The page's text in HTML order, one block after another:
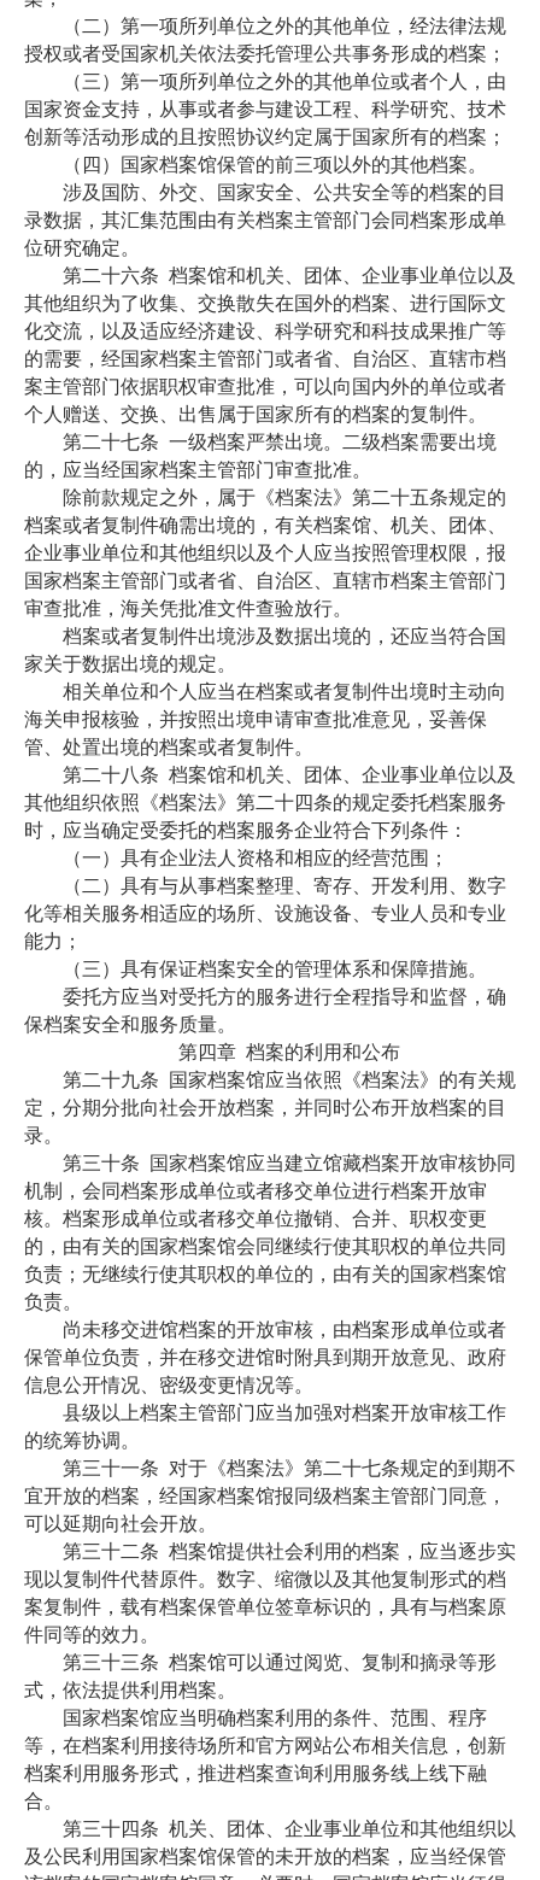
（二）第一项所列单位之外的其他单位，经法律法规
授权或者受国家机关依法委托管理公共事务形成的档案；
（三）第一项所列单位之外的其他单位或者个人，由
国家资金支持，从事或者参与建设工程、科学研究、技术
创新等活动形成的且按照协议约定属于国家所有的档案；
（四）国家档案馆保管的前三项以外的其他档案。
涉及国防、外交、国家安全、公共安全等的档案的目
录数据，其汇集范围由有关档案主管部门会同档案形成单
位研究确定。
第二十六条 档案馆和机关、团体、企业事业单位以及
其他组织为了收集、交换散失在国外的档案、进行国际文
化交流，以及适应经济建设、科学研究和科技成果推广等
的需要，经国家档案主管部门或者省、自治区、直辖市档
案主管部门依据职权审查批准，可以向国内外的单位或者
个人赠送、交换、出售属于国家所有的档案的复制件。
第二十七条 一级档案严禁出境。二级档案需要出境
的，应当经国家档案主管部门审查批准。
除前款规定之外，属于《档案法》第二十五条规定的
档案或者复制件确需出境的，有关档案馆、机关、团体、
企业事业单位和其他组织以及个人应当按照管理权限，报
国家档案主管部门或者省、自治区、直辖市档案主管部门
审查批准，海关凭批准文件查验放行。
档案或者复制件出境涉及数据出境的，还应当符合国
家关于数据出境的规定。
相关单位和个人应当在档案或者复制件出境时主动向
海关申报核验，并按照出境申请审查批准意见，妥善保
管、处置出境的档案或者复制件。
第二十八条 档案馆和机关、团体、企业事业单位以及
其他组织依照《档案法》第二十四条的规定委托档案服务
时，应当确定受委托的档案服务企业符合下列条件：
（一）具有企业法人资格和相应的经营范围；
（二）具有与从事档案整理、寄存、开发利用、数字
化等相关服务相适应的场所、设施设备、专业人员和专业
能力；
（三）具有保证档案安全的管理体系和保障措施。
委托方应当对受托方的服务进行全程指导和监督，确
保档案安全和服务质量。
第四章 档案的利用和公布
第二十九条
国家档案馆应当依照《档案法》的有关规
定，分期分批向社会开放档案，并同时公布开放档案的目
录。
第三十条
国家档案馆应当建立馆藏档案开放审核协同
机制，会同档案形成单位或者移交单位进行档案开放审
核。档案形成单位或者移交单位撤销、合并、职权变更
的，由有关的国家档案馆会同继续行使其职权的单位共同
负责；无继续行使其职权的单位的，由有关的国家档案馆
负责。
尚未移交进馆档案的开放审核，由档案形成单位或者
保管单位负责，并在移交进馆时附具到期开放意见、政府
信息公开情况、密级变更情况等。
县级以上档案主管部门应当加强对档案开放审核工作
的统筹协调。
第三十一条 对于《档案法》第二十七条规定的到期不
宜开放的档案，经国家档案馆报同级档案主管部门同意，
可以延期向社会开放。
第三十二条 档案馆提供社会利用的档案，应当逐步实
现以复制件代替原件。数字、缩微以及其他复制形式的档
案复制件，载有档案保管单位签章标识的，具有与档案原
件同等的效力。
第三十三条 档案馆可以通过阅览、复制和摘录等形
式，依法提供利用档案。
国家档案馆应当明确档案利用的条件、范围、程序
等，在档案利用接待场所和官方网站公布相关信息，创新
档案利用服务形式，推进档案查询利用服务线上线下融
合。
第三十四条 机关、团体、企业事业单位和其他组织以
及公民利用国家档案馆保管的未开放的档案，应当经保管